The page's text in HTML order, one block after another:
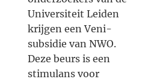
Universiteit Leiden
krijgen een Veni-
subsidie van NWO.
Deze beurs is een
stimulans voor